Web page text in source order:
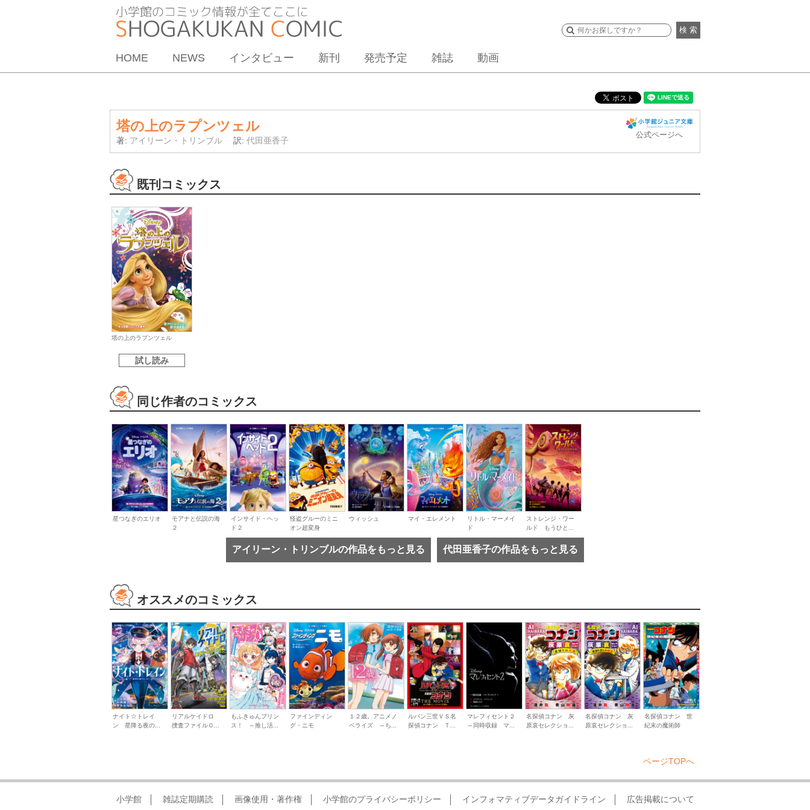
検 索
HOME NEWS インタビュー 新刊 発売予定 雑誌 動画
塔の上のラプンツェル
著: アイリーン・トリンブル 訳: 代田亜香子
公式ページへ
既刊コミックス
塔の上のラプンツェル
試し読み
同じ作者のコミックス
星つなぎのエリオ
モアナと伝説の海
２
インサイド・ヘッ
ド２
怪盗グルーのミニ
オン超変身
ウィッシュ マイ・エレメント
リトル・マーメイ
ド
ストレンジ・ワー
ルド もうひと...
アイリーン・トリンブルの作品をもっと見る 代田亜香子の作品をもっと見る
オススメのコミックス
ナイト☆トレイ
ン 星降る夜の...
リアルケイドロ
捜査ファイル０...
もふきゅんプリン
ス！ ～推し活...
ファインディン
グ・ニモ
１２歳。アニメノ
ベライズ ～ち...
ルパン三世ＶＳ名
探偵コナン Ｔ...
マレフィセント２
～同時収録 マ...
名探偵コナン 灰
原哀セレクショ...
名探偵コナン 灰
原哀セレクショ...
名探偵コナン 世
紀末の魔術師
ページTOPへ
小学館 雑誌定期購読 画像使用・著作権 小学館のプライバシーポリシー インフォマティブデータガイドライン 広告掲載について